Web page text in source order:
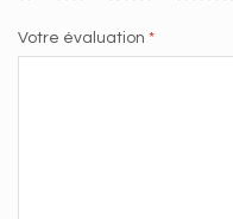
Votre évaluation *